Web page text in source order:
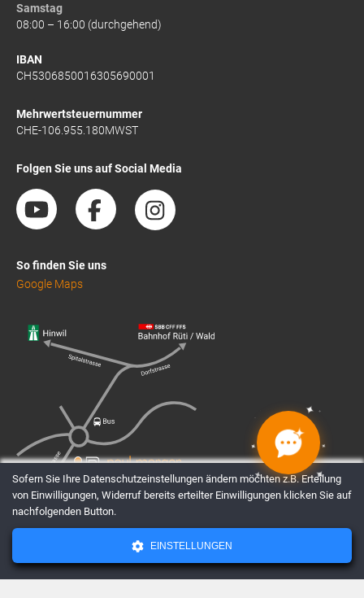
Samstag
08:00 – 16:00 (durchgehend)
IBAN
CH5306850016305690001
Mehrwertsteuernummer
CHE-106.955.180MWST
Folgen Sie uns auf Social Media
So finden Sie uns
Google Maps
AGBsDatenschutzImpressum
✦
✦
✦
✦
✦
✦
Sofern Sie Ihre Datenschutzeinstellungen ändern möchten z.B. Erteilung
von Einwilligungen, Widerruf bereits erteilter Einwilligungen klicken Sie auf
nachfolgenden Button.
EINSTELLUNGEN